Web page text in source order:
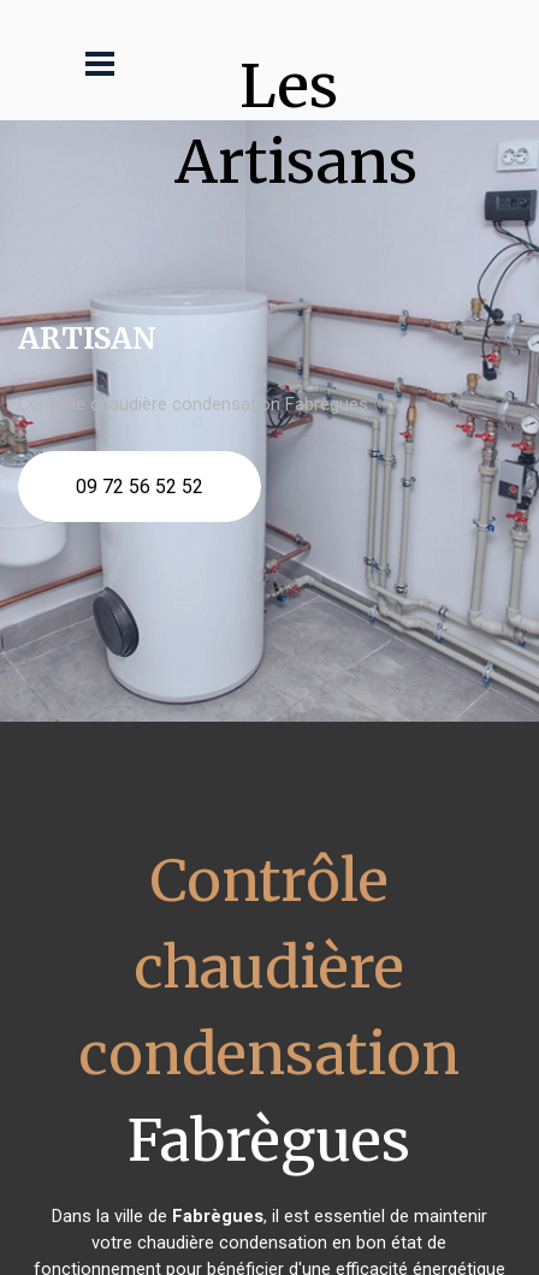
Les
Artisans
ARTISAN
Contrôle chaudière condensation Fabrègues
09 72 56 52 52
Contrôle
chaudière
condensation
Fabrègues
Dans la ville de Fabrègues, il est essentiel de maintenir
votre chaudière condensation en bon état de
fonctionnement pour bénéficier d'une efficacité énergétique